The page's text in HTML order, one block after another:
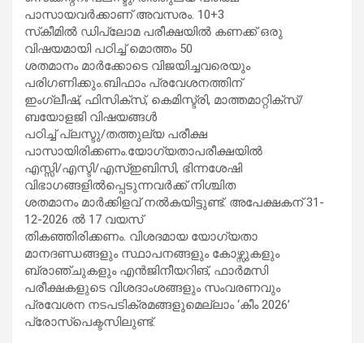
പാസായവര്‍ക്കാണ് അവസരം. 10+3
സ്‌കീമില്‍ ഡിപ്ലോമ പരീക്ഷയില്‍ കണക്ക് ഒരു
വിഷയമായി പഠിച്ച് മൊത്തം 50
ശതമാനം മാര്‍ക്കോടെ വിജയിച്ചവരെയും
പരിഗണിക്കും.ബിഫാം പ്രവേശനത്തിന്
ഇംഗ്ലീഷ്, ഫിസിക്സ്, കെമിസ്ട്രി, മാത്തമാറ്റിക്സ്/
ബയോളജി വിഷയങ്ങള്‍
പഠിച്ച് പ്ലസ്ടു/തത്തുല്യ പരീക്ഷ
പാസായിരിക്കണം.യോഗ്യതാപരീക്ഷയില്‍
എസ്സി/എസ്ടി/എസ്ഇബിസി, ഭിന്നശേഷി
വിഭാഗങ്ങളില്‍പ്പെടുന്നവര്‍ക്ക് നിശ്ചിത
ശതമാനം മാര്‍ക്കിളവ് നല്‍കയിട്ടുണ്ട്. അപേക്ഷകന് 31-
12-2026 ല്‍ 17 വയസ്
തികഞ്ഞിരിക്കണം. വിശദമായ യോഗ്യതാ
മാനദണ്ഡങ്ങളും സ്ഥാപനങ്ങളും കോഴ്സുകളും
ബ്രാഞ്ചുകളും എന്‍ജിനീയറിങ്, ഫാര്‍മസി
പരീക്ഷകളുടെ വിശദാംശങ്ങളും സംവരണവും
പ്രവേശന നടപടിക്രമങ്ങളുമെല്ലാം ‘കീം 2026’
പ്രോസ്പെക്ടസിലുണ്ട്.